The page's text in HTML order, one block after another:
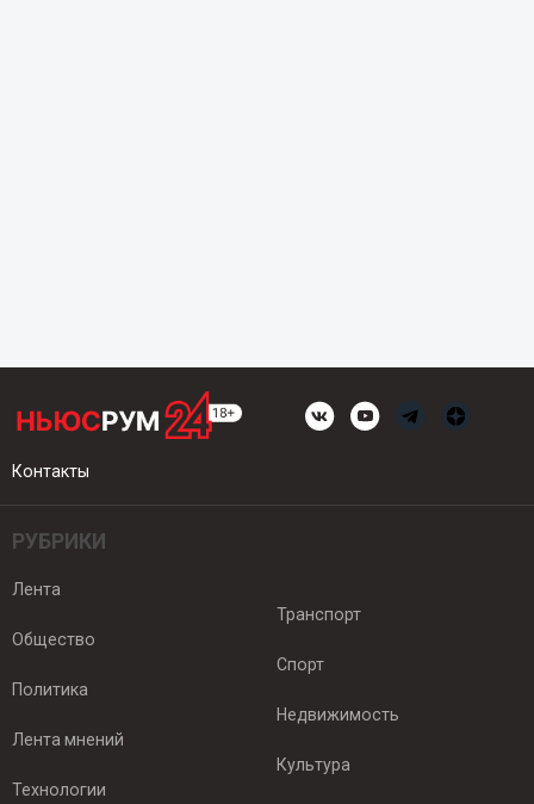
Контакты
РУБРИКИ
Лента
Общество
Политика
Лента мнений
Технологии
Транспорт
Спорт
Недвижимость
Культура